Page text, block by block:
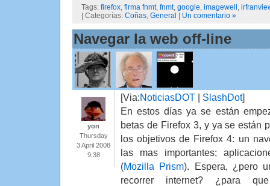
Tags: firefox, firma fnmt, fnmt, google, imagewell ,
| Categorías: Coñas, General Un comentario »
Navegar la web off-line
yon
Thursday
3 April 2008
9:38
[Via:NoticiasDOT | SlashDot]
En estos días ya se están
betas de Firefox 3, y ya se están
los objetivos de Firefox 4: un
las mas importantes;
(Mozilla Prism). Espera, ¿pero
recorrer internet? ¿para